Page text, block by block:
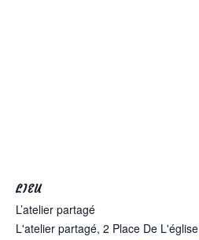
LIEU
L’atelier partagé
L'atelier partagé, 2 Place De L'église